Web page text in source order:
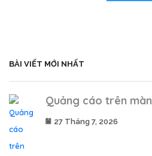
BÀI VIẾT MỚI NHẤT
Quảng cáo trên màn
27 Tháng 7, 2026